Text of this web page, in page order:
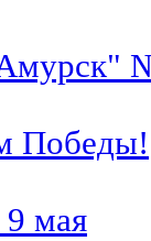
Победы!
мая